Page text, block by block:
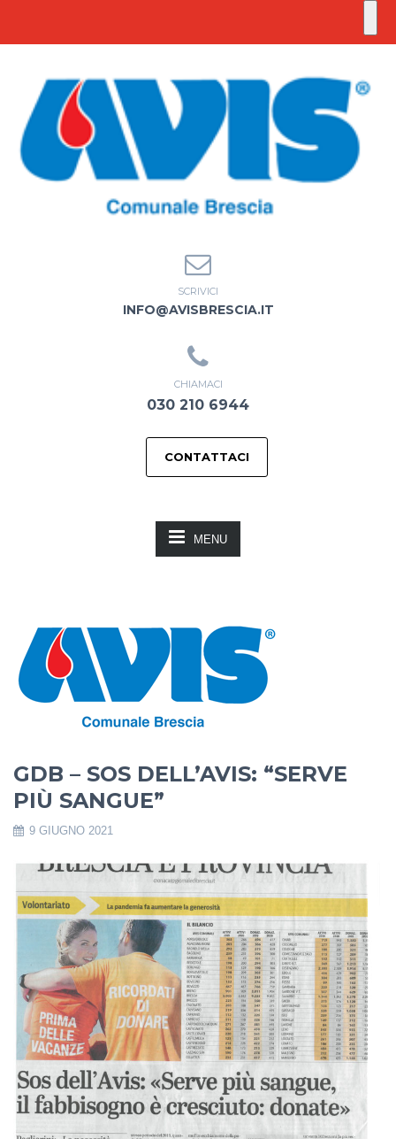
SCRIVICI
INFO@AVISBRESCIA.IT
CHIAMACI
030 210 6944
CONTATTACI
MENU
GDB – SOS DELL’AVIS: “SERVE
PIÙ SANGUE”
9 GIUGNO 2021